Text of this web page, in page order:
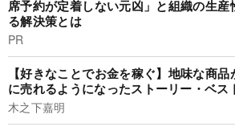
席予約が定着しない元凶」と組織の生産
る解決策とは
PR
【好きなことでお金を稼ぐ】地味な商
に売れるようになったストーリー・ベス
木之下嘉明